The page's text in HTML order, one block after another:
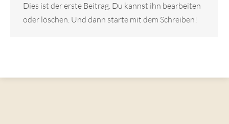
Dies ist der erste Beitrag. Du kannst ihn bearbeiten
oder löschen. Und dann starte mit dem Schreiben!